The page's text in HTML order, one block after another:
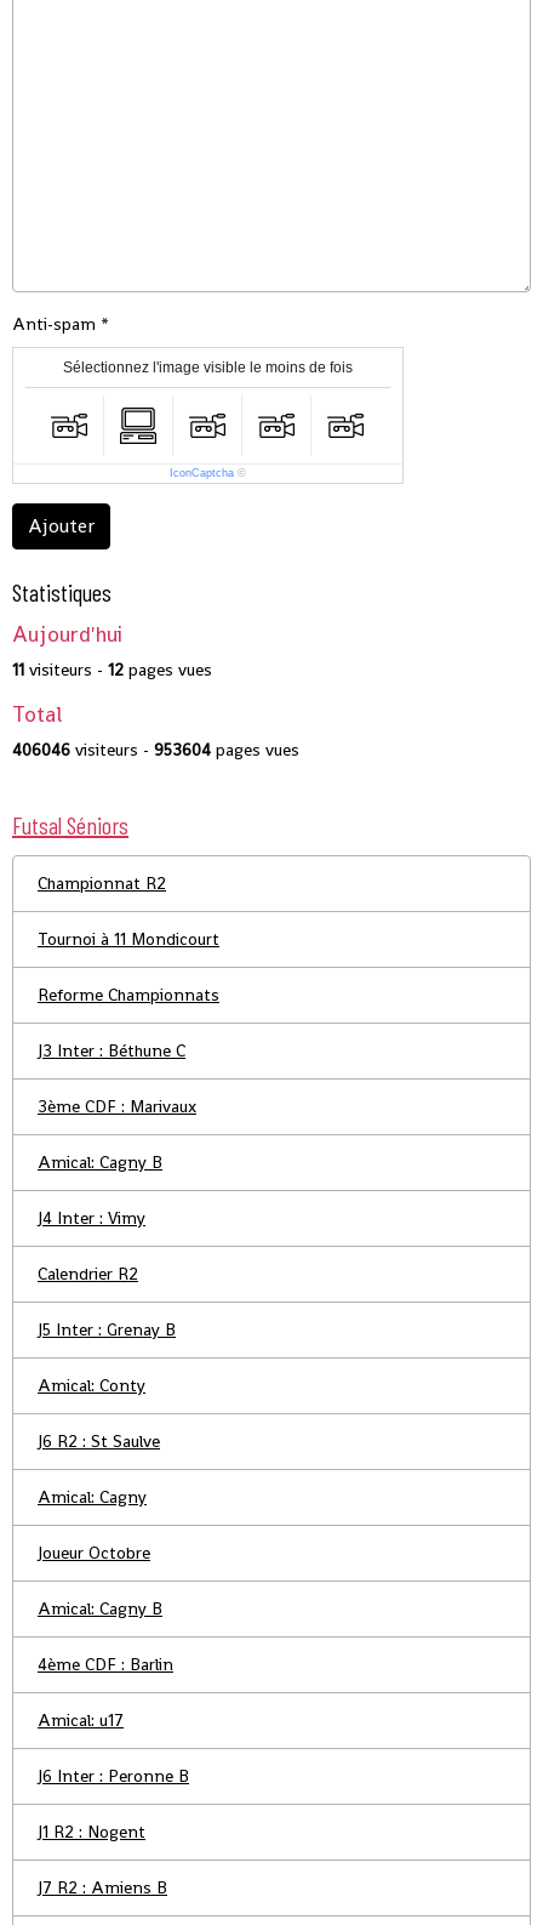
Anti-spam
Sélectionnez l'image visible le moins de fois
IconCaptcha ©
Ajouter
Statistiques
Aujourd'hui
11 visiteurs - 12 pages vues
Total
406046 visiteurs - 953604 pages vues
Futsal Séniors
Championnat R2
Tournoi à 11 Mondicourt
Reforme Championnats
J3 Inter : Béthune C
3ème CDF : Marivaux
Amical: Cagny B
J4 Inter : Vimy
Calendrier R2
J5 Inter : Grenay B
Amical: Conty
J6 R2 : St Saulve
Amical: Cagny
Joueur Octobre
Amical: Cagny B
4ème CDF : Barlin
Amical: u17
J6 Inter : Peronne B
J1 R2 : Nogent
J7 R2 : Amiens B